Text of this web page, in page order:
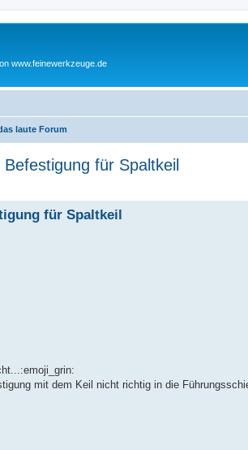
www.feinewerkzeuge.de
laute Forum
für Spaltkeil
für Spaltkeil
mit dem Keil nicht richtig in die